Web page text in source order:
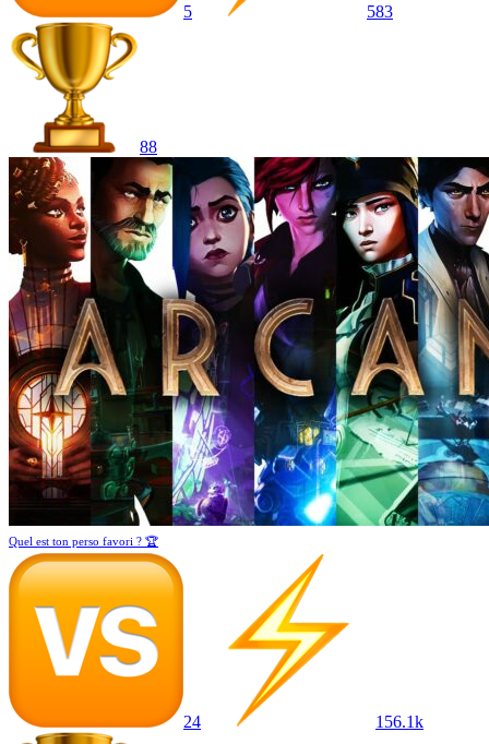
5 583
88
Quel est ton perso favori ? 🏆
24 156.1k